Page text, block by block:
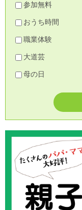
参加無料
おうち時間
職業体験
大道芸
母の日